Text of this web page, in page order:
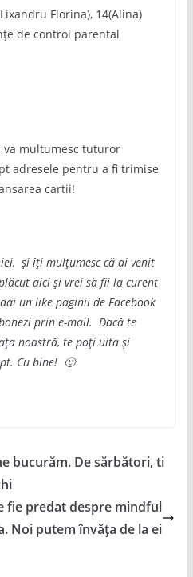
Florina), 14(Alina)
de control parental
va multumesc tuturor
adresele pentru a fi trimise
cartii!
și îți mulțumesc că ai venit
aici și vrei să fii la curent
un like paginii de Facebook
prin e-mail. Dacă te
noastră, te poți uita și
Cu bine! 🙂
bucurăm. De sărbători, ti
fie predat despre mindful
Noi putem învăța de la ei